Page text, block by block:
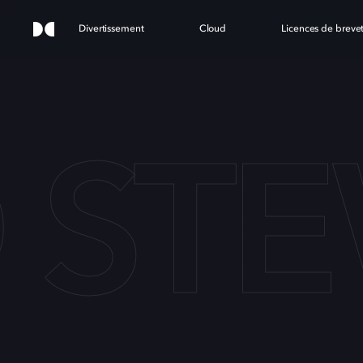
Divertissement Cloud Licences de brevet